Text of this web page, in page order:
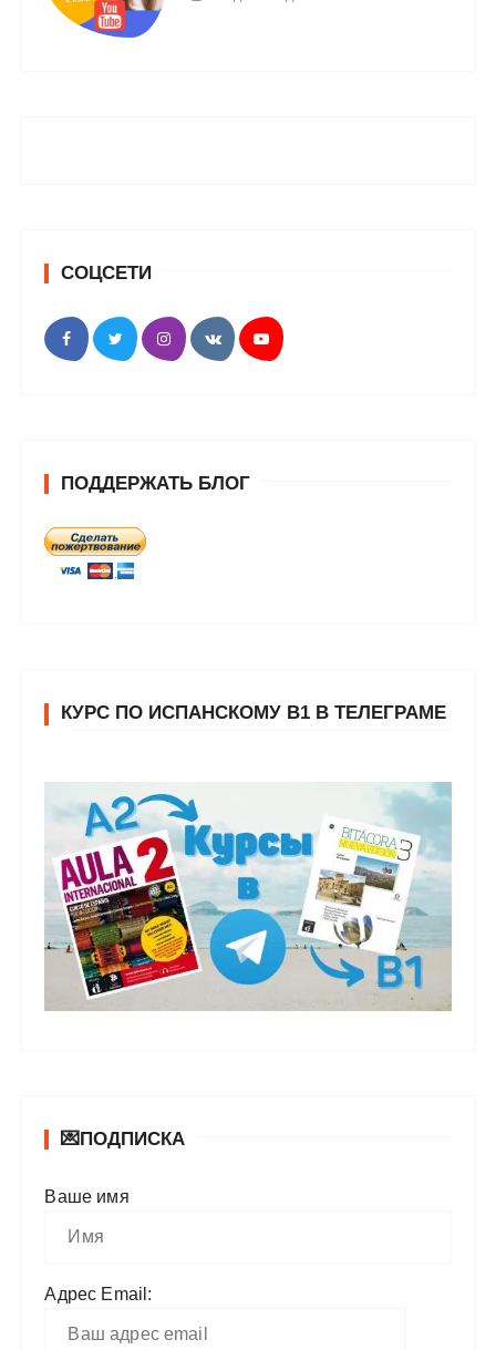
СОЦСЕТИ
ПОДДЕРЖАТЬ БЛОГ
КУРС ПО ИСПАНСКОМУ В1 В ТЕЛЕГРАМЕ
💌ПОДПИСКА
Ваше имя
Адрес Email: